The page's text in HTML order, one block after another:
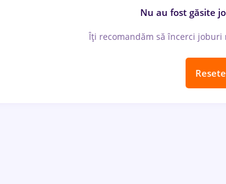
Nu au fost găsite
Îți recomandăm să încerci